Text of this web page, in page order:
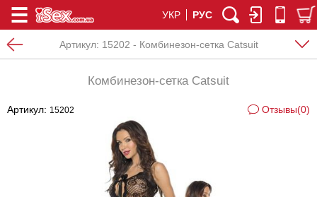
УКР РУС
Артикул: 15202 - Комбинезон-сетка Catsuit
Комбинезон-сетка Catsuit
Артикул: 15202 Отзывы(0)